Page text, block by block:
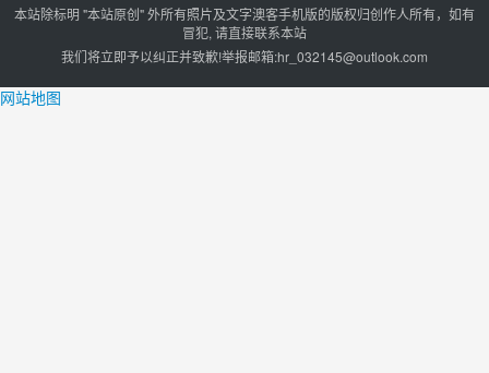
本站除标明 "本站原创" 外所有照片及文字澳客手机版的版权归创作人所有，如有
冒犯, 请直接联系本站
我们将立即予以纠正并致歉!举报邮箱:hr_032145@outlook.com
网站地图